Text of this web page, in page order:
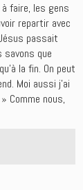
faire, les gens
repartir avec
passait
savons que
la fin. On peut
Moi aussi j’ai
Comme nous,